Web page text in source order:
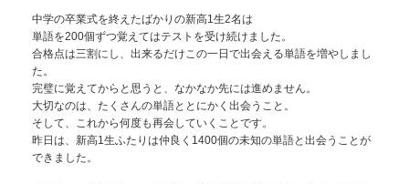
中学の卒業式を終えたばかりの新高1生2名は
単語を200個ずつ覚えてはテストを受け続けました。
合格点は三割にし、出来るだけこの一日で出会える単語を増やしまし
た。
完璧に覚えてからと思うと、なかなか先には進めません。
大切なのは、たくさんの単語ととにかく出会うこと。
そして、これから何度も再会していくことです。
昨日は、新高1生ふたりは仲良く1400個の未知の単語と出会うことが
できました。